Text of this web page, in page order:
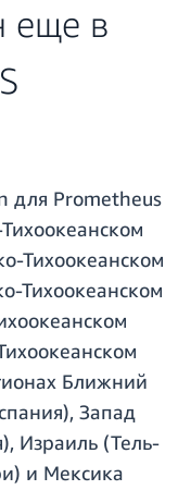
еще в
для Prometheus
Тихоокеанском
Тихоокеанском
Ближний
Запад
Израиль (Тель-
и Мексика